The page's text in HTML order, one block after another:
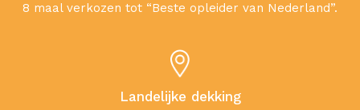
8 maal verkozen tot “Beste opleider van Nederland”.
Landelijke dekking